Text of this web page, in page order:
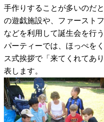
手作りすることが多いのだ
の遊戯施設や、ファースト
などを利用して誕生会を行
パーティーでは、ほっぺを
ス式挨拶で「来てくれてあ
表します。